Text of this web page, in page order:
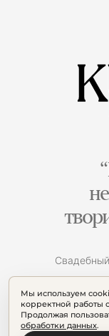
Мы используем
корректной работы
Продолжая
обработки данных.